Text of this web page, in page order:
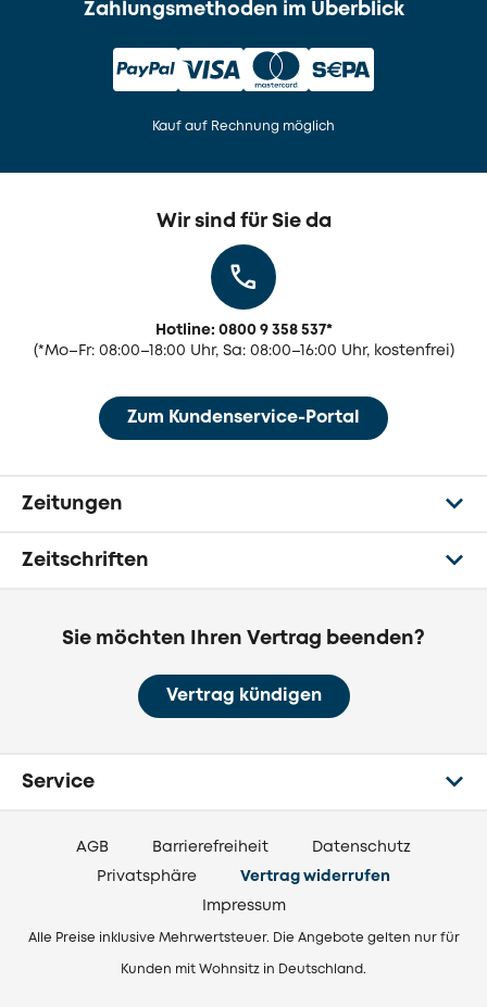
Zahlungsmethoden im Überblick
Kauf auf Rechnung möglich
Wir sind für Sie da
Hotline: 0800 9 358 537*
(*Mo–Fr: 08:00–18:00 Uhr, Sa: 08:00–16:00 Uhr, kostenfrei)
Zum Kundenservice-Portal
Zeitungen
Zeitschriften
Sie möchten Ihren Vertrag beenden?
Vertrag kündigen
Service
AGB Barrierefreiheit Datenschutz
Privatsphäre Vertrag widerrufen
Impressum
Alle Preise inklusive Mehrwertsteuer. Die Angebote gelten nur für
Kunden mit Wohnsitz in Deutschland.